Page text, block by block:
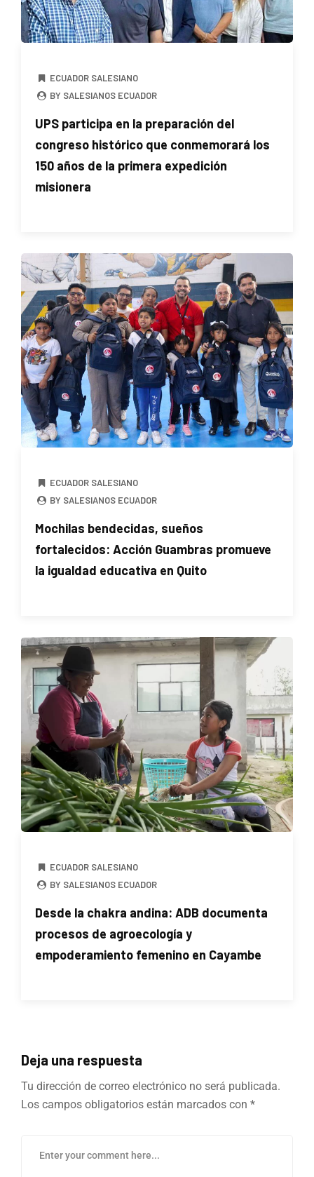
ECUADOR SALESIANO
BY SALESIANOS ECUADOR
UPS participa en la preparación del
congreso histórico que conmemorará los
150 años de la primera expedición
misionera
ECUADOR SALESIANO
BY SALESIANOS ECUADOR
Mochilas bendecidas, sueños
fortalecidos: Acción Guambras promueve
la igualdad educativa en Quito
ECUADOR SALESIANO
BY SALESIANOS ECUADOR
Desde la chakra andina: ADB documenta
procesos de agroecología y
empoderamiento femenino en Cayambe
Deja una respuesta
Tu dirección de correo electrónico no será publicada.
Los campos obligatorios están marcados con *